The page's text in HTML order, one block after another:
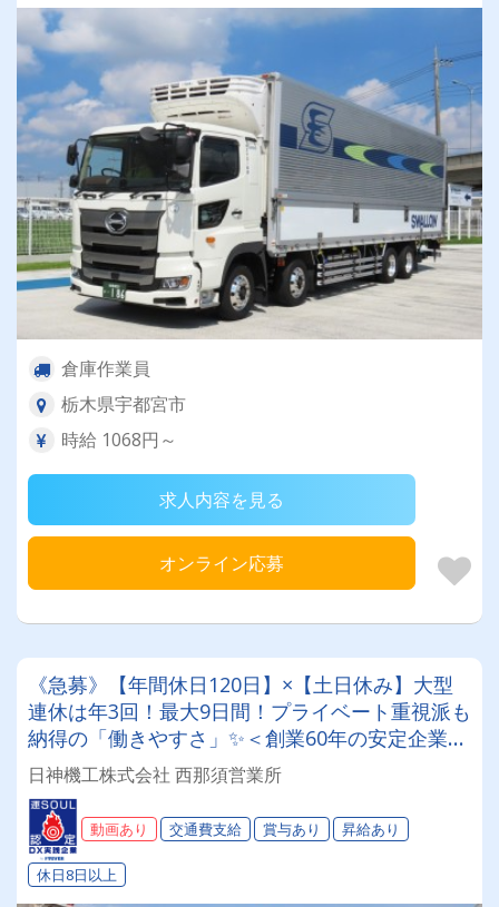
倉庫作業員
栃木県宇都宮市
時給 1068円～
求人内容を見る
オンライン応募
《急募》【年間休日120日】×【土日休み】大型
連休は年3回！最大9日間！プライベート重視派も
納得の「働きやすさ」✨＜創業60年の安定企業＞
先輩の丁寧なフォローで、未経験スタートも活躍
中！【大型ウイング/定期便配送】
日神機工株式会社 西那須営業所
動画あり 交通費支給 賞与あり 昇給あり
休日8日以上